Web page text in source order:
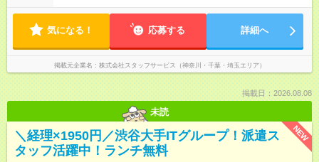
気になる！ 応募する 詳細へ
掲載元企業名 株式会社スタッフサービス（神奈川・千葉・埼玉エリア）
掲載日：2026.08.08
未読
NEW
＼経理×1950円／渋谷大手ITグループ！派遣ス
タッフ活躍中！ランチ無料